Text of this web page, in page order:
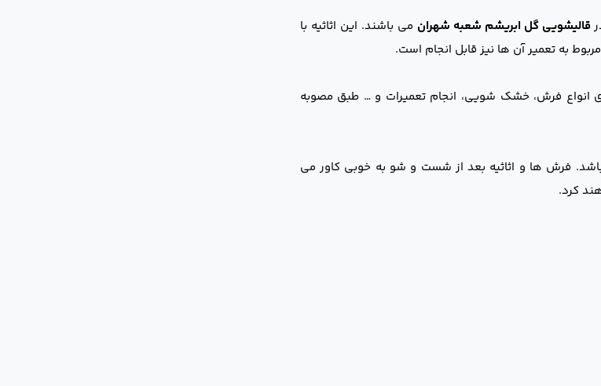
قالیشویی گل ابریشم شعبه شهران می باشند. این اثاثیه با
فرش، خشک شویی، انجام تعمیرات و … طبق مصوبه
فرش ها و اثاثیه بعد از شست و شو به خوبی کاور می
کرد.